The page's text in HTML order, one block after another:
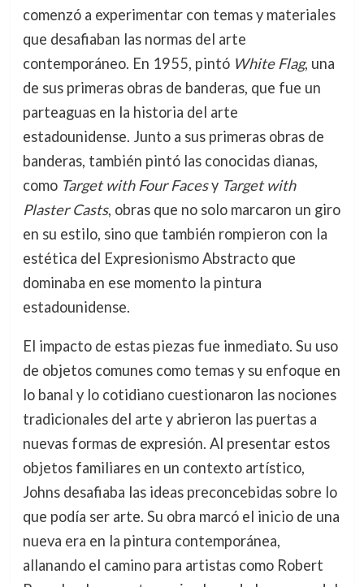
comenzó a experimentar con temas y materiales
que desafiaban las normas del arte
contemporáneo. En 1955, pintó White Flag, una
de sus primeras obras de banderas, que fue un
parteaguas en la historia del arte
estadounidense. Junto a sus primeras obras de
banderas, también pintó las conocidas dianas,
como Target with Four Facesy Target with
Plaster Casts, obras que no solo marcaron un giro
en su estilo, sino que también rompieron con la
estética del Expresionismo Abstracto que
dominaba en ese momento la pintura
estadounidense.
El impacto de estas piezas fue inmediato. Su uso
de objetos comunes como temas y su enfoque en
lo banal y lo cotidiano cuestionaron las nociones
tradicionales del arte y abrieron las puertas a
nuevas formas de expresión. Al presentar estos
objetos familiares en un contexto artístico,
Johns desafiaba las ideas preconcebidas sobre lo
que podía ser arte. Su obra marcó el inicio de una
nueva era en la pintura contemporánea,
allanando el camino para artistas como Robert